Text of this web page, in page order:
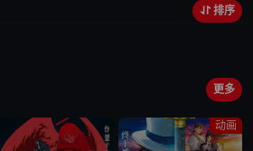
了上原一家的
，小咕提出想回
伴。看到小咕难过，康一也不好受。他和
生活的地方，小咕愉快地在清澈的河里游
排序
更多
动画